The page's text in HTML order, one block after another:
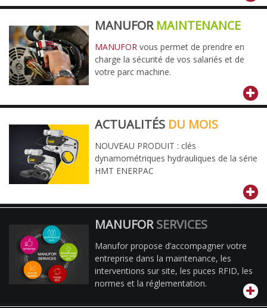
MANUFOR MAINTENANCE
MANUFOR vous permet de prendre en
charge la sécurité de vos salariés et de
votre parc machine.
ACTUALITÉS DU MOIS
NOUVEAU PRODUIT : clés
dynamométriques hydrauliques de la série
HMT ENERPAC
MANUFORSERVICES
Manufor propose d’accompagner votre
entreprise dans la maintenance, les
interventions sur site, les puces RFID, les
normes et la réglementation.